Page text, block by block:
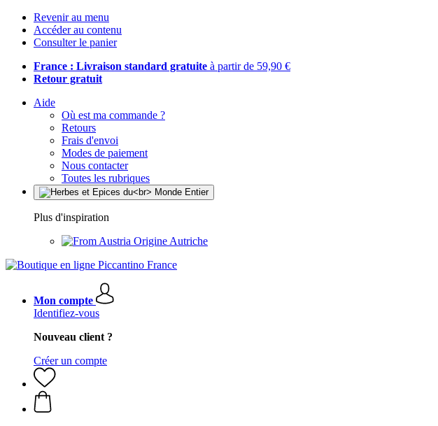
Revenir au menu
Accéder au contenu
Consulter le panier
France : Livraison standard gratuite à partir de 59,90 €
Retour gratuit
Aide
Où est ma commande ?
Retours
Frais d'envoi
Modes de paiement
Nous contacter
Toutes les rubriques
Plus d'inspiration
Origine Autriche
Mon compte
Identifiez-vous
Nouveau client ?
Créer un compte